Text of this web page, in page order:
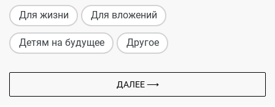
Для жизни Для вложений
Детям на будущее Другое
ДАЛЕЕ ⟶